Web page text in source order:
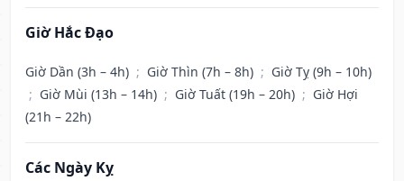
Giờ Hắc Đạo
Giờ Dần (3h – 4h) ; Giờ Thìn (7h – 8h) ; Giờ Tỵ (9h – 10h)
; Giờ Mùi (13h – 14h) ; Giờ Tuất (19h – 20h) ; Giờ Hợi
(21h – 22h)
Các Ngày Kỵ